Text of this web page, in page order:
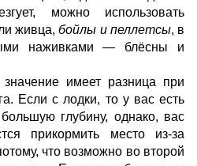
можно использовать
живца,бойлы и пеллетсы, в
наживками — блёсны и
имеет разница при
Если с лодки, то у вас есть
глубину, однако, вас
прикормить место из-за
что возможно во второй